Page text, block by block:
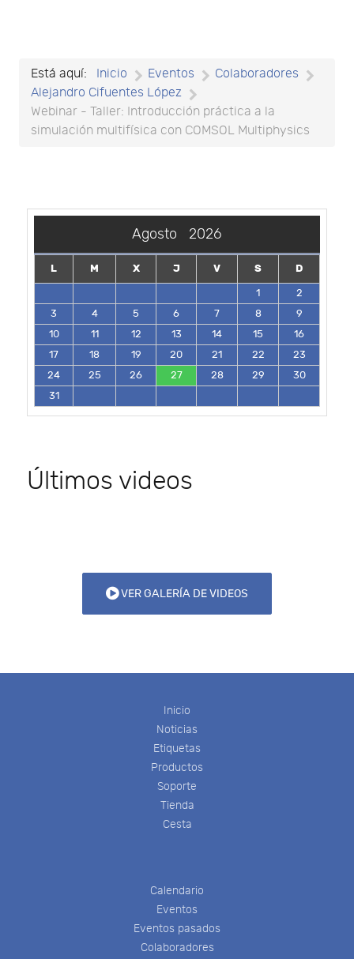
Está aquí: Inicio Eventos
Colaboradores
Alejandro Cifuentes López
Webinar - Taller: Introducción práctica a la
simulación multifísica con COMSOL Multiphysics
Agosto 2026
L M X J V S
D
1
2
3
4 5 6 7 8
9
10
11 12 13 14 15
16
17
18 19 20 21 22
23
24
25 26 27 28 29
30
31
Últimos videos
VER GALERÍA DE VIDEOS
Inicio
Noticias
Etiquetas
Productos
Soporte
Tienda
Cesta
Calendario
Eventos
Eventos pasados
Colaboradores